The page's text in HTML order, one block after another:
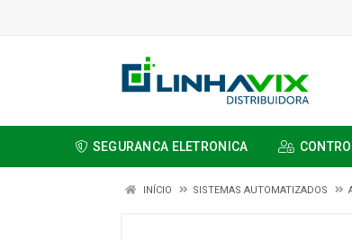
SEGURANCA ELETRONICA
INÍCIO SISTEMAS AUTOMATIZADOS